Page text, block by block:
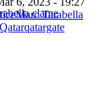
clame
Marc Tarabella
Qatarqatargate